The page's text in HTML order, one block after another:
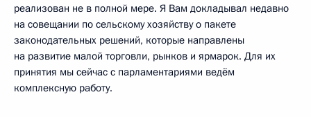
реализован не в полной мере. Я Вам докладывал недавно
на совещании по сельскому хозяйству о пакете
законодательных решений, которые направлены
на развитие малой торговли, рынков и ярмарок. Для их
принятия мы сейчас с парламентариями ведём
комплексную работу.